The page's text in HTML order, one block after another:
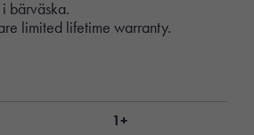
bärväska.
limited lifetime warranty.
1+